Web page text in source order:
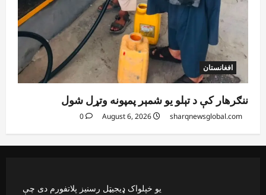
افغانستان
ننګرهار کې د تېلو یو شمېر پمپونه وتړل شول
sharqnewsglobal.com
0
یو خپلواک ډیجیټل رسنیز پلاتفورم دی چې